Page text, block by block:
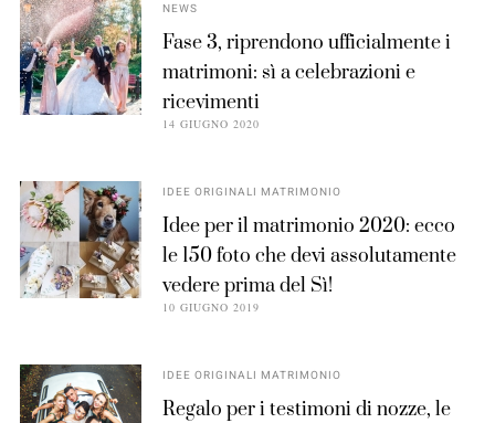
NEWS
Fase 3, riprendono ufficialmente i
matrimoni: sì a celebrazioni e
ricevimenti
14 GIUGNO 2020
IDEE ORIGINALI MATRIMONIO
Idee per il matrimonio 2020: ecco
le 150 foto che devi assolutamente
vedere prima del Sì!
10 GIUGNO 2019
IDEE ORIGINALI MATRIMONIO
Regalo per i testimoni di nozze, le